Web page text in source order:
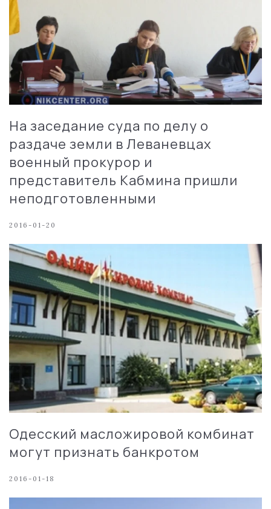
На заседание суда по делу о
раздаче земли в Леваневцах
военный прокурор и
представитель Кабмина пришли
неподготовленными
2016-01-20
Одесский масложировой комбинат
могут признать банкротом
2016-01-18